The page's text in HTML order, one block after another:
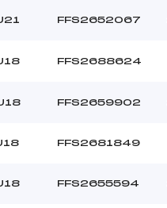
–
102.9500
FFS2652067
FFS2688624
FFS2659902
FFS2681849
FFS2655594